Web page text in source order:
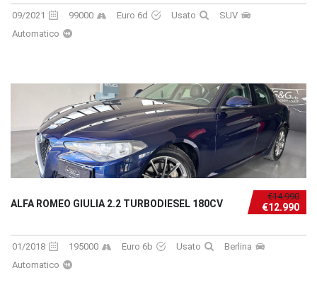
09/2021 99000 Euro 6d Usato
SUV
Automatico
€14.990
€12.990
ALFA ROMEO GIULIA 2.2 TURBODIESEL 180CV
01/2018 195000 Euro 6b Usato
Berlina
Automatico